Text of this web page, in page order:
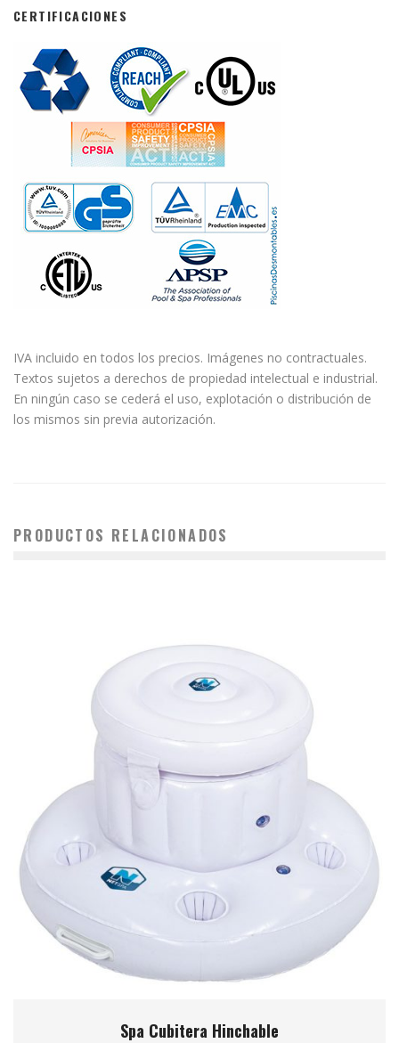
CERTIFICACIONES
IVA incluido en todos los precios. Imágenes no contractuales.
Textos sujetos a derechos de propiedad intelectual e industrial.
En ningún caso se cederá el uso, explotación o distribución de
los mismos sin previa autorización.
PRODUCTOS RELACIONADOS
Spa Cubitera Hinchable